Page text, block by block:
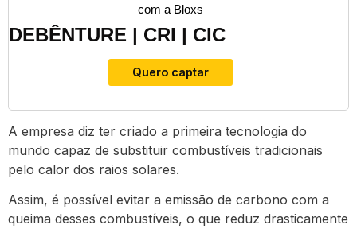
com a Bloxs
DEBÊNTURE | CRI | CIC
Quero captar
A empresa diz ter criado a primeira tecnologia do
mundo capaz de substituir combustíveis tradicionais
pelo calor dos raios solares.
Assim, é possível evitar a emissão de carbono com a
queima desses combustíveis, o que reduz drasticamente